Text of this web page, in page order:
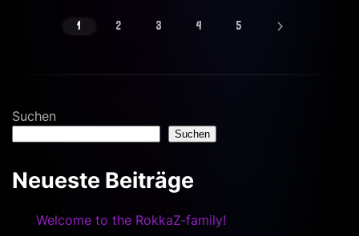
1 2 3 4 5
Suchen
Suchen
Neueste Beiträge
Welcome to the RokkaZ-family!